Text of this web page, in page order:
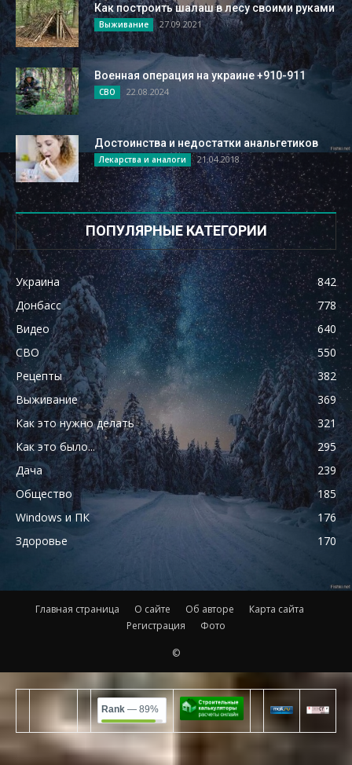
Как построить шалаш в лесу своими руками
Выживание 27.09.2021
Военная операция на украине +910-911
СВО 22.08.2024
Достоинства и недостатки анальгетиков
Лекарства и аналоги 21.04.2018
ПОПУЛЯРНЫЕ КАТЕГОРИИ
Украина
842
Донбасс
778
Видео
640
СВО
550
Рецепты
382
Выживание
369
Как это нужно делать
321
Как это было...
295
Дача
239
Общество
185
Windows и ПК
176
Здоровье
170
Главная страница О сайте Об авторе
Карта сайта
Регистрация
Фото
©
Rank — 89%